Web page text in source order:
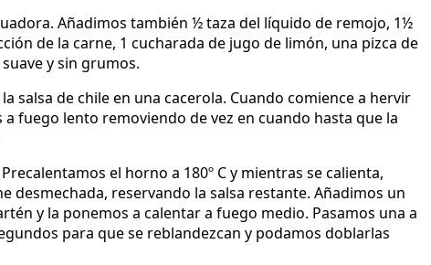
Añadimos también ½ taza del líquido de remojo, 1½
de la carne, 1 cucharada de jugo de limón, una pizca de
y sin grumos.
salsa de chile en una cacerola. Cuando comience a hervir
fuego lento removiendo de vez en cuando hasta que la
el horno a 180º C y mientras se calienta,
desmechada, reservando la salsa restante. Añadimos un
y la ponemos a calentar a fuego medio. Pasamos una a
para que se reblandezcan y podamos doblarlas